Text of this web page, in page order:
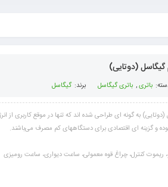
گیگاسل (دوتایی)
باتری, باتری گیگاسل برند: گیگاسل
به گونه ای طراحی شده اند که تنها در موقع کاربری از
بوده و گزینه ای اقتصادی برای دستگاههای کم مصرف می‌باشند.
ریموت کنترل، چراغ قوه معمولی، ساعت دیواری، ساعت رومیزی